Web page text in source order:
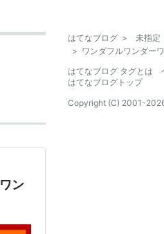
ン
はてなブログ >
未指定
> ワンダフルワンダー
はてなブログ タグとは
はてなブログトップ
Copyright (C) 2001-